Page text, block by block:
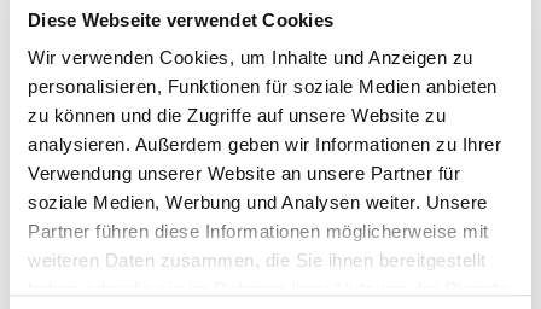
Diese Webseite verwendet Cookies
Wir verwenden Cookies, um Inhalte und Anzeigen zu
personalisieren, Funktionen für soziale Medien anbieten
zu können und die Zugriffe auf unsere Website zu
analysieren. Außerdem geben wir Informationen zu Ihrer
Verwendung unserer Website an unsere Partner für
soziale Medien, Werbung und Analysen weiter. Unsere
Partner führen diese Informationen möglicherweise mit
weiteren Daten zusammen, die Sie ihnen bereitgestellt
haben oder die sie im Rahmen Ihrer Nutzung der Dienste
Jetzt Shop-Angebote entdecken!
Zum Onlineshop